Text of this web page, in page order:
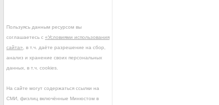
Пользуясь данным ресурсом вы
соглашаетесь с «Условиями использования
сайта» , в т.ч. даёте разрешение на сбор,
анализ и хранение своих персональных
данных, в т.ч. cookies.
На сайте могут содержаться ссылки на
СМИ, физлиц включённые Минюстом в